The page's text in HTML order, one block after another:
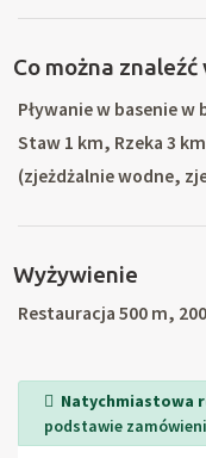
Co można znaleźć
Pływanie w basenie w
Staw 1 km, Rzeka 3
(zjeżdżalnie wodne,
ośrodek narciarski
narciarska,
góry Orl (Rokytnice,
rowerze w pobliżu
Wyżywienie
Restauracja 500 m,
Natychmiastowa
podstawie